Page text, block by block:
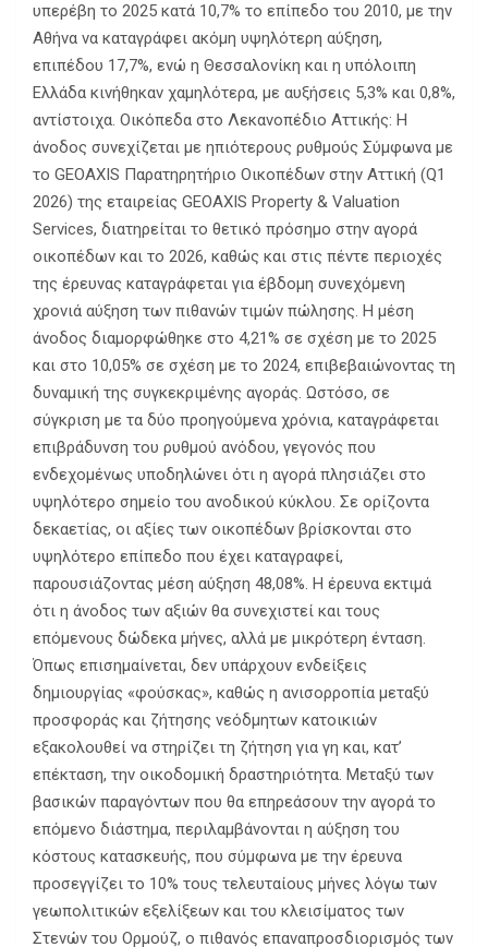
υπερέβη το 2025 κατά 10,7% το επίπεδο του 2010, με την
Αθήνα να καταγράφει ακόμη υψηλότερη αύξηση,
επιπέδου 17,7%, ενώ η Θεσσαλονίκη και η υπόλοιπη
Ελλάδα κινήθηκαν χαμηλότερα, με αυξήσεις 5,3% και 0,8%,
αντίστοιχα. Οικόπεδα στο Λεκανοπέδιο Αττικής: Η
άνοδος συνεχίζεται με ηπιότερους ρυθμούς Σύμφωνα με
το GEOAXIS Παρατηρητήριο Οικοπέδων στην Αττική (Q1
2026) της εταιρείας GEOAXIS Property & Valuation
Services, διατηρείται το θετικό πρόσημο στην αγορά
οικοπέδων και το 2026, καθώς και στις πέντε περιοχές
της έρευνας καταγράφεται για έβδομη συνεχόμενη
χρονιά αύξηση των πιθανών τιμών πώλησης. Η μέση
άνοδος διαμορφώθηκε στο 4,21% σε σχέση με το 2025
και στο 10,05% σε σχέση με το 2024, επιβεβαιώνοντας τη
δυναμική της συγκεκριμένης αγοράς. Ωστόσο, σε
σύγκριση με τα δύο προηγούμενα χρόνια, καταγράφεται
επιβράδυνση του ρυθμού ανόδου, γεγονός που
ενδεχομένως υποδηλώνει ότι η αγορά πλησιάζει στο
υψηλότερο σημείο του ανοδικού κύκλου. Σε ορίζοντα
δεκαετίας, οι αξίες των οικοπέδων βρίσκονται στο
υψηλότερο επίπεδο που έχει καταγραφεί,
παρουσιάζοντας μέση αύξηση 48,08%. Η έρευνα εκτιμά
ότι η άνοδος των αξιών θα συνεχιστεί και τους
επόμενους δώδεκα μήνες, αλλά με μικρότερη ένταση.
Όπως επισημαίνεται, δεν υπάρχουν ενδείξεις
δημιουργίας «φούσκας», καθώς η ανισορροπία μεταξύ
προσφοράς και ζήτησης νεόδμητων κατοικιών
εξακολουθεί να στηρίζει τη ζήτηση για γη και, κατ’
επέκταση, την οικοδομική δραστηριότητα. Μεταξύ των
βασικών παραγόντων που θα επηρεάσουν την αγορά το
επόμενο διάστημα, περιλαμβάνονται η αύξηση του
κόστους κατασκευής, που σύμφωνα με την έρευνα
προσεγγίζει το 10% τους τελευταίους μήνες λόγω των
γεωπολιτικών εξελίξεων και του κλεισίματος των
Στενών του Ορμούζ, ο πιθανός επαναπροσδιορισμός των